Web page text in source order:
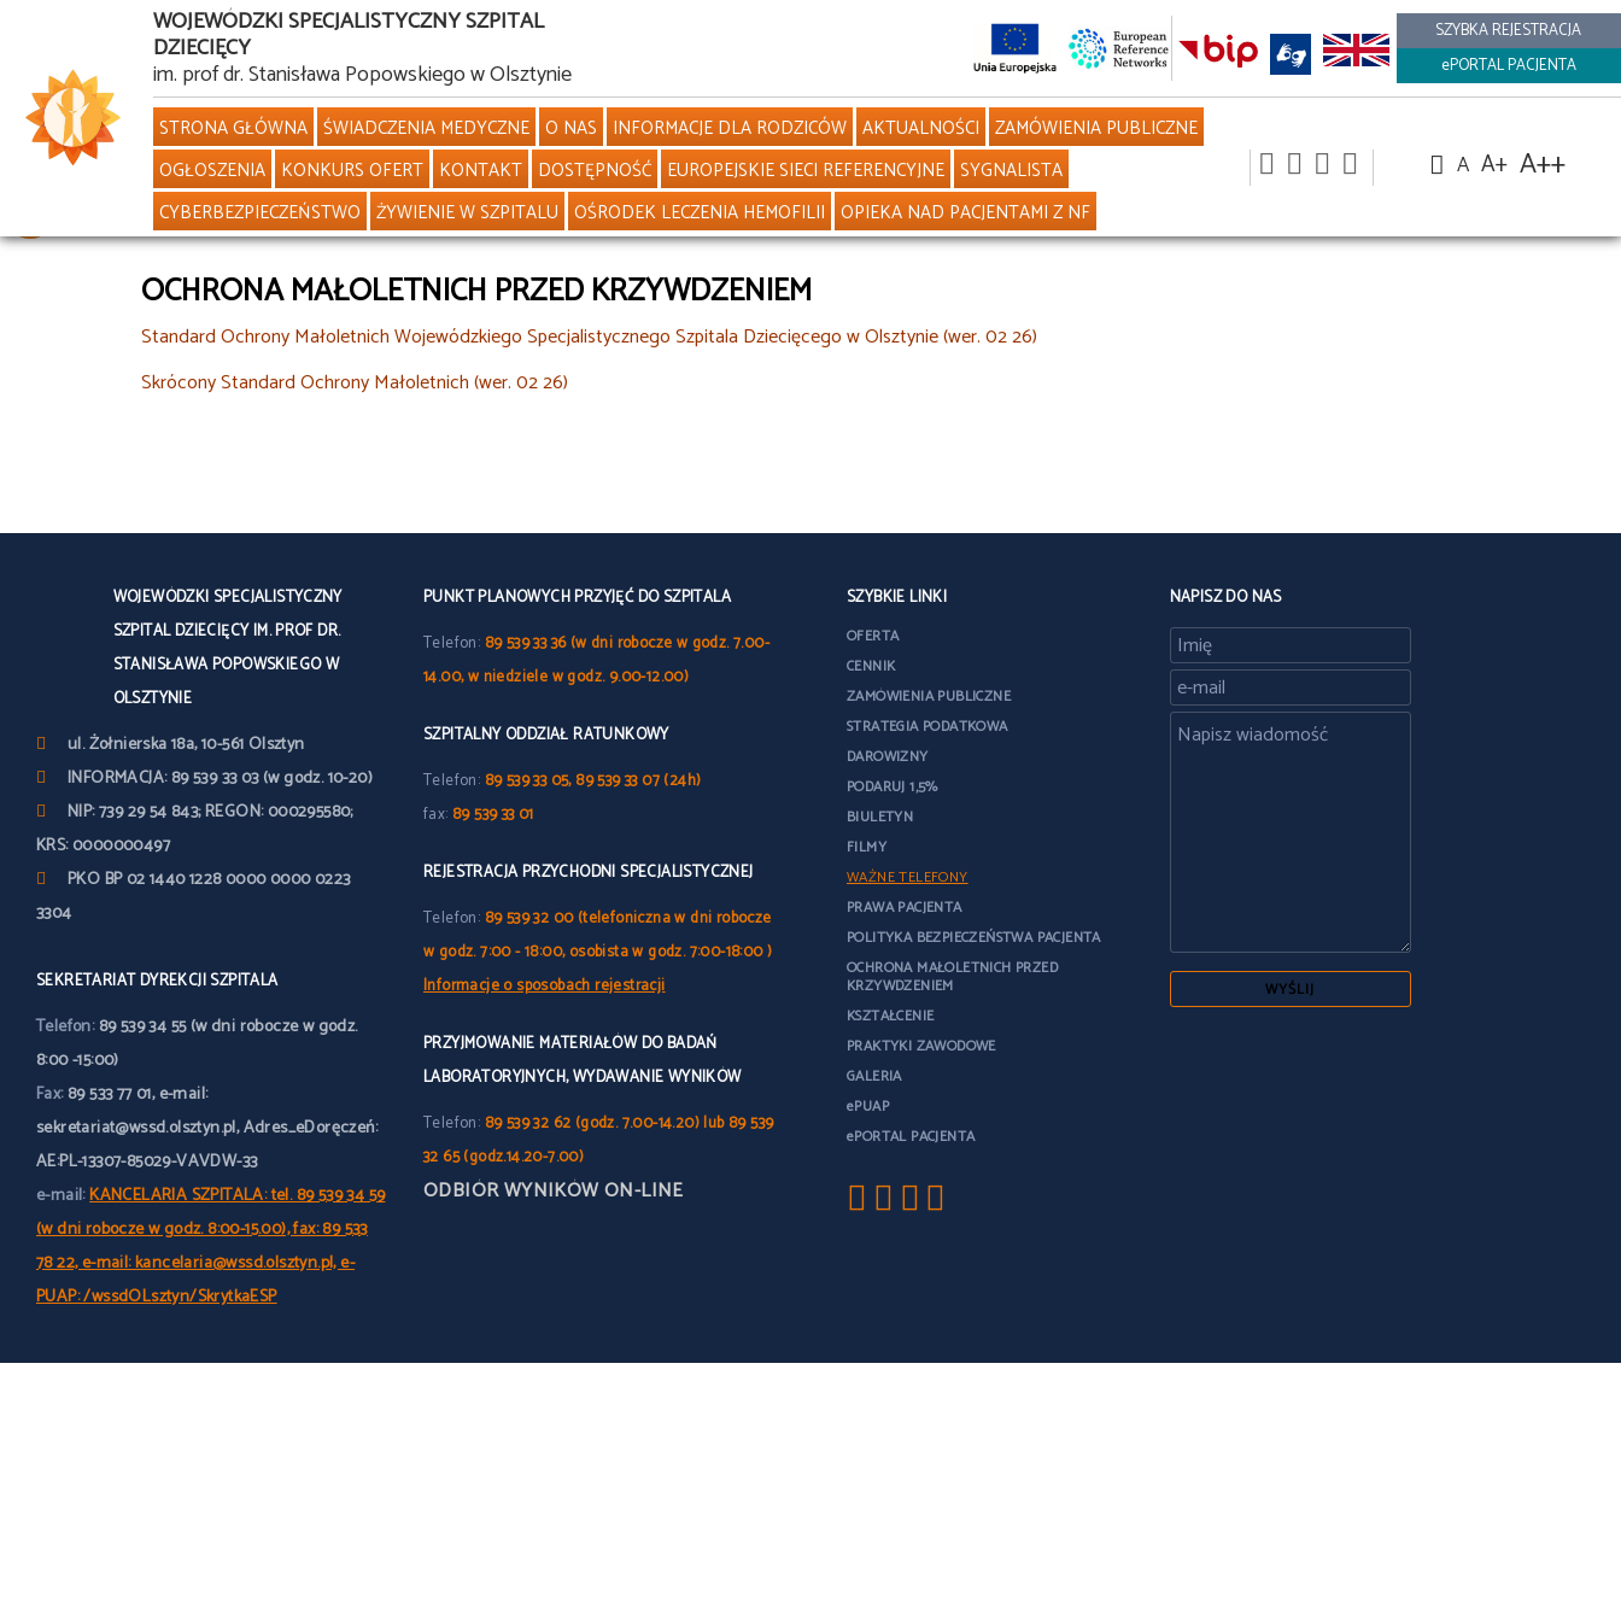
treści
WOJEWÓDZKI SPECJALISTYCZNY SZPITAL
DZIECIĘCY
im. prof dr. Stanisława Popowskiego w Olsztynie
SZYBKA REJESTRACJA
ePORTAL PACJENTA
STRONA GŁÓWNA ŚWIADCZENIA MEDYCZNE O NAS INFORMACJE DLA RODZICÓW AKTUALNOŚCI ZAMÓWIENIA PUBLICZNE
OGŁOSZENIA KONKURS OFERT KONTAKT DOSTĘPNOŚĆ EUROPEJSKIE SIECI REFERENCYJNE SYGNALISTA
CYBERBEZPIECZEŃSTWO ŻYWIENIE W SZPITALU OŚRODEK LECZENIA HEMOFILII OPIEKA NAD PACJENTAMI Z NF
A A+ A++
OCHRONA MAŁOLETNICH PRZED KRZYWDZENIEM
Standard Ochrony Małoletnich Wojewódzkiego Specjalistycznego Szpitala Dziecięcego w Olsztynie (wer. 02 26)
Skrócony Standard Ochrony Małoletnich (wer. 02 26)
WOJEWÓDZKI SPECJALISTYCZNY
SZPITAL DZIECIĘCY IM. PROF DR.
STANISŁAWA POPOWSKIEGO W
OLSZTYNIE
ul. Żołnierska 18a, 10-561 Olsztyn
INFORMACJA: 89 539 33 03 (w godz. 10-20)
NIP: 739 29 54 843; REGON: 000295580;
KRS: 0000000497
PKO BP 02 1440 1228 0000 0000 0223
3304
SEKRETARIAT DYREKCJI SZPITALA
Telefon:89 539 34 55 (w dni robocze w godz.
8:00 -15:00)
Fax:89 533 77 01, e-mail:
sekretariat@wssd.olsztyn.pl, Adres_eDoręczeń:
AE:PL-13307-85029-VAVDW-33
e-mail:KANCELARIA SZPITALA: tel. 89 539 34 59
(w dni robocze w godz. 8:00-15.00), fax: 89 533
78 22, e-mail: kancelaria@wssd.olsztyn.pl, e-
PUAP: /wssdOLsztyn/SkrytkaESP
PUNKT PLANOWYCH PRZYJĘĆ DO SZPITALA
Telefon: 89 539 33 36 (w dni robocze w godz. 7.00-
14.00, w niedziele w godz. 9.00-12.00)
SZPITALNY ODDZIAŁ RATUNKOWY
Telefon: 89 539 33 05, 89 539 33 07 (24h)
fax: 89 539 33 01
REJESTRACJA PRZYCHODNI SPECJALISTYCZNEJ
Telefon: 89 539 32 00 (telefoniczna w dni robocze
w godz. 7:00 - 18:00, osobista w godz. 7:00-18:00 )
Informacje o sposobach rejestracji
PRZYJMOWANIE MATERIAŁÓW DO BADAŃ
LABORATORYJNYCH, WYDAWANIE WYNIKÓW
Telefon: 89 539 32 62 (godz. 7.00-14.20) lub 89 539
32 65 (godz.14.20-7.00)
ODBIÓR WYNIKÓW ON-LINE
SZYBKIE LINKI
OFERTA
CENNIK
ZAMÓWIENIA PUBLICZNE
STRATEGIA PODATKOWA
DAROWIZNY
PODARUJ 1,5%
BIULETYN
FILMY
WAŻNE TELEFONY
PRAWA PACJENTA
POLITYKA BEZPIECZEŃSTWA PACJENTA
OCHRONA MAŁOLETNICH PRZED
KRZYWDZENIEM
KSZTAŁCENIE
PRAKTYKI ZAWODOWE
GALERIA
ePUAP
ePORTAL PACJENTA
NAPISZ DO NAS